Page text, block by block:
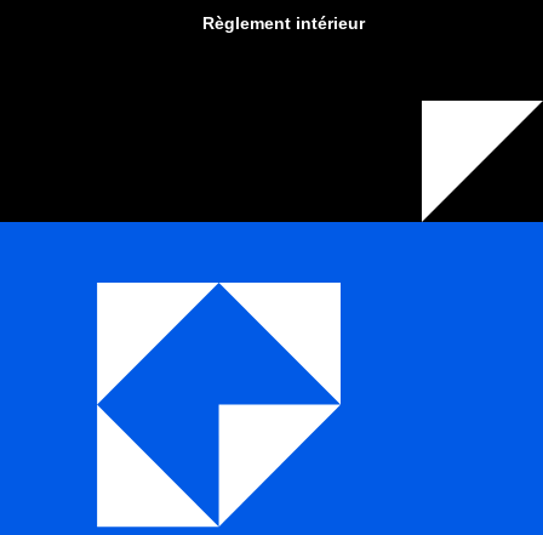
Règlement intérieur